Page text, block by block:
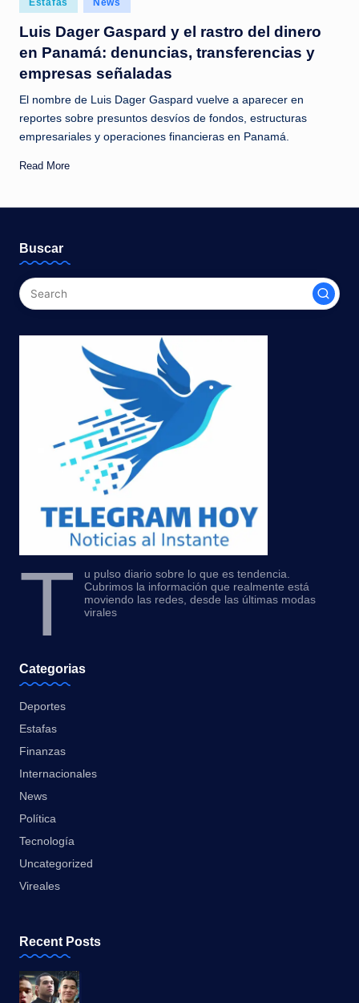
c
i
a
a
l
i
t
a
n
in
Estafas News
Luis Dager Gaspard y el rastro del dinero
en Panamá: denuncias, transferencias y
empresas señaladas
El nombre de Luis Dager Gaspard vuelve a aparecer en
reportes sobre presuntos desvíos de fondos, estructuras
empresariales y operaciones financieras en Panamá.
Read More
Buscar
T
u pulso diario sobre lo que es tendencia.
Cubrimos la información que realmente está
moviendo las redes, desde las últimas modas
virales
Categorias
Deportes
Estafas
Finanzas
Internacionales
News
Política
Tecnología
Uncategorized
Vireales
Recent Posts